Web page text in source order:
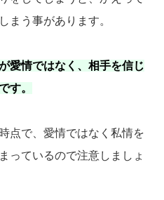
まう事があります。
愛情ではなく、相手を信じ
す。
点で、愛情ではなく私情を
っているので注意しましょ